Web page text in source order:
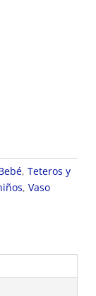
, Teteros y
, Vaso